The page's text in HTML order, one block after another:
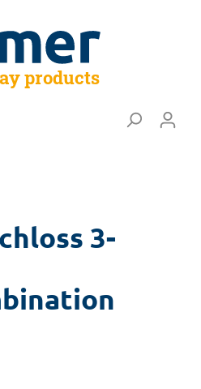
products
3-